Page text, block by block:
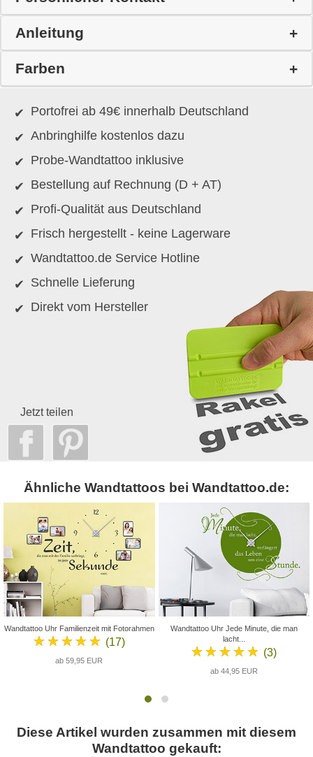
Anleitung
Farben
Portofrei ab 49€ innerhalb Deutschland
Anbringhilfe kostenlos dazu
Probe-Wandtattoo inklusive
Bestellung auf Rechnung (D + AT)
Profi-Qualität aus Deutschland
Frisch hergestellt - keine Lagerware
Wandtattoo.de Service Hotline
Schnelle Lieferung
Direkt vom Hersteller
Jetzt teilen
Ähnliche Wandtattoos bei Wandtattoo.de:
Wandtattoo Uhr Familienzeit mit Fotorahmen
★★★★★ (17)
ab 59,95 EUR
Wandtattoo Uhr Jede Minute, die man
lacht...
★★★★★ (3)
ab 44,95 EUR
Diese Artikel wurden zusammen mit diesem
Wandtattoo gekauft: